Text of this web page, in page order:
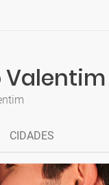
Valentim
CIDADES